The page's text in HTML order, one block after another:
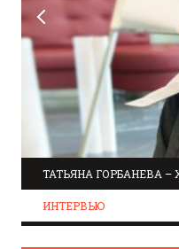
ТАТЬЯНА ГОРБАНЕВА –
ИНТЕРВЬЮ